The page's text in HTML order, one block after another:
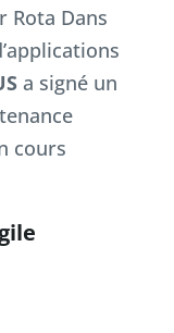
Rota Dans
a signé un
cours